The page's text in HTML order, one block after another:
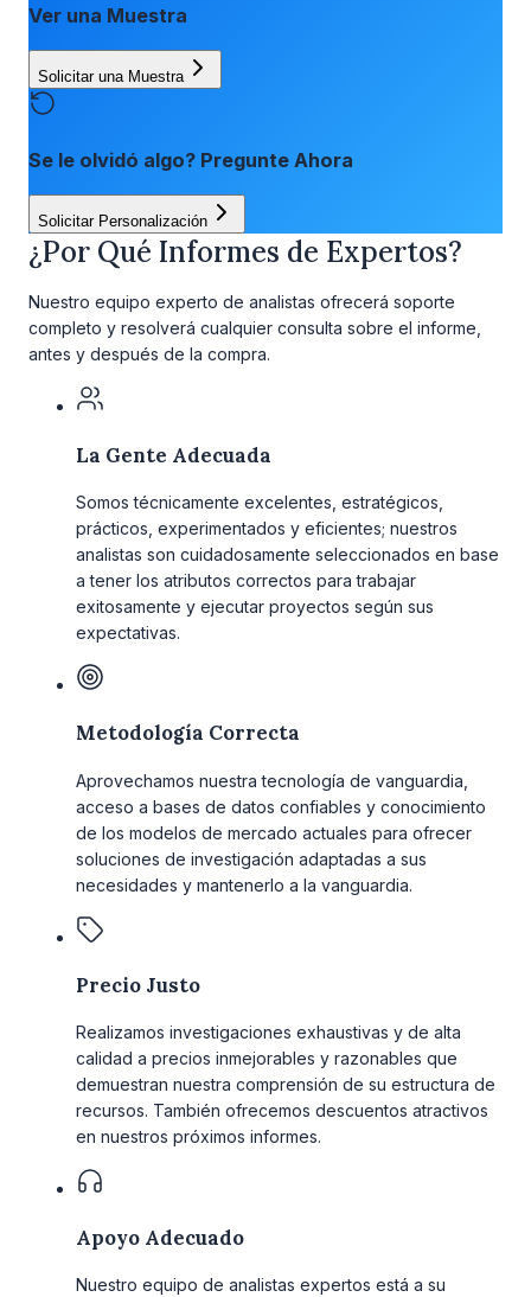
Ver una Muestra
Solicitar una Muestra
Se le olvidó algo? Pregunte Ahora
Solicitar Personalización
¿Por Qué Informes de Expertos?
Nuestro equipo experto de analistas ofrecerá soporte
completo y resolverá cualquier consulta sobre el informe,
antes y después de la compra.
La Gente Adecuada
Somos técnicamente excelentes, estratégicos,
prácticos, experimentados y eficientes; nuestros
analistas son cuidadosamente seleccionados en base
a tener los atributos correctos para trabajar
exitosamente y ejecutar proyectos según sus
expectativas.
Metodología Correcta
Aprovechamos nuestra tecnología de vanguardia,
acceso a bases de datos confiables y conocimiento
de los modelos de mercado actuales para ofrecer
soluciones de investigación adaptadas a sus
necesidades y mantenerlo a la vanguardia.
Precio Justo
Realizamos investigaciones exhaustivas y de alta
calidad a precios inmejorables y razonables que
demuestran nuestra comprensión de su estructura de
recursos. También ofrecemos descuentos atractivos
en nuestros próximos informes.
Apoyo Adecuado
Nuestro equipo de analistas expertos está a su